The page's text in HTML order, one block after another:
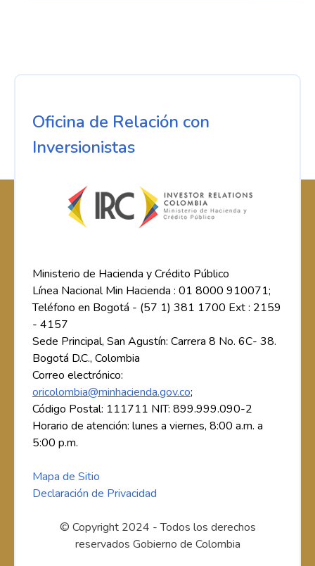
Oficina de Relación con
Inversionistas
Ministerio de Hacienda y Crédito Público
Línea Nacional Min Hacienda : 01 8000 910071;
Teléfono en Bogotá - (57 1) 381 1700 Ext : 2159
- 4157
Sede Principal, San Agustín: Carrera 8 No. 6C- 38.
Bogotá D.C., Colombia
Correo electrónico:
oricolombia@minhacienda.gov.co;
Código Postal: 111711 NIT: 899.999.090-2
Horario de atención: lunes a viernes, 8:00 a.m. a
5:00 p.m.
Mapa de Sitio
Declaración de Privacidad
© Copyright 2024 - Todos los derechos
reservados Gobierno de Colombia